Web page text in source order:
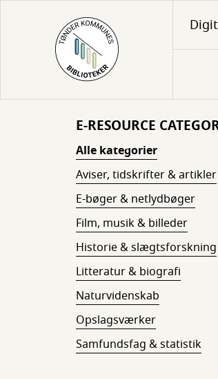
hovedindhold
E-RESOURCE
Alle kategorier
Aviser, tidskrifter & artikler
E-bøger & netlydbøger
Film, musik & billeder
Historie & slægtsforskning
Litteratur & biografi
Naturvidenskab
Opslagsværker
Samfundsfag & statistik